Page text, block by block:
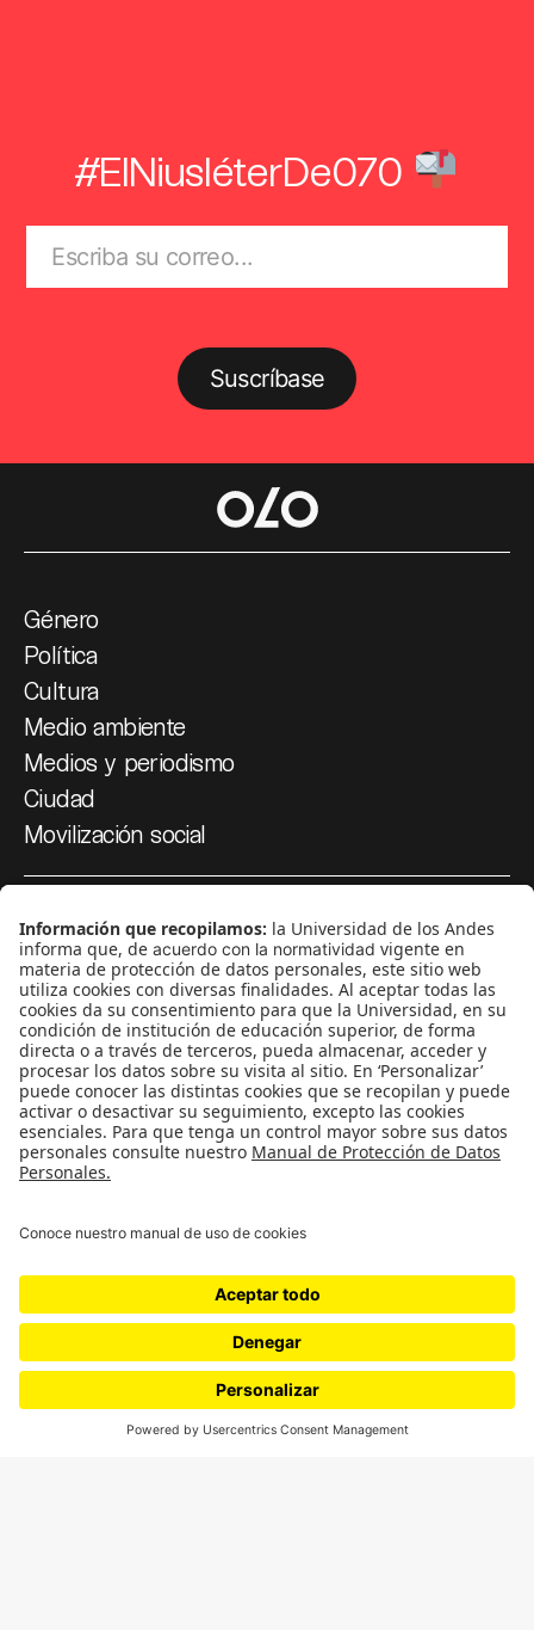
#ElNiusléterDe070
Suscríbase
Género
Política
Cultura
Medio ambiente
Medios y periodismo
Ciudad
Movilización social
¿Quiénes somos?
Podcasts
Ediciones especiales
Proyectos 070
SÍGUENOS
¿Quieres escribir en 070?
cerosetenta@uniandes.edu.co